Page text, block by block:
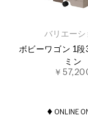
バリエーシ
ボビーワゴン 1段
ミン
￥